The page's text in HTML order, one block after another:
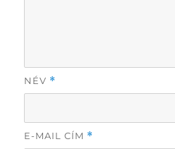
NÉV *
E-MAIL CÍM *